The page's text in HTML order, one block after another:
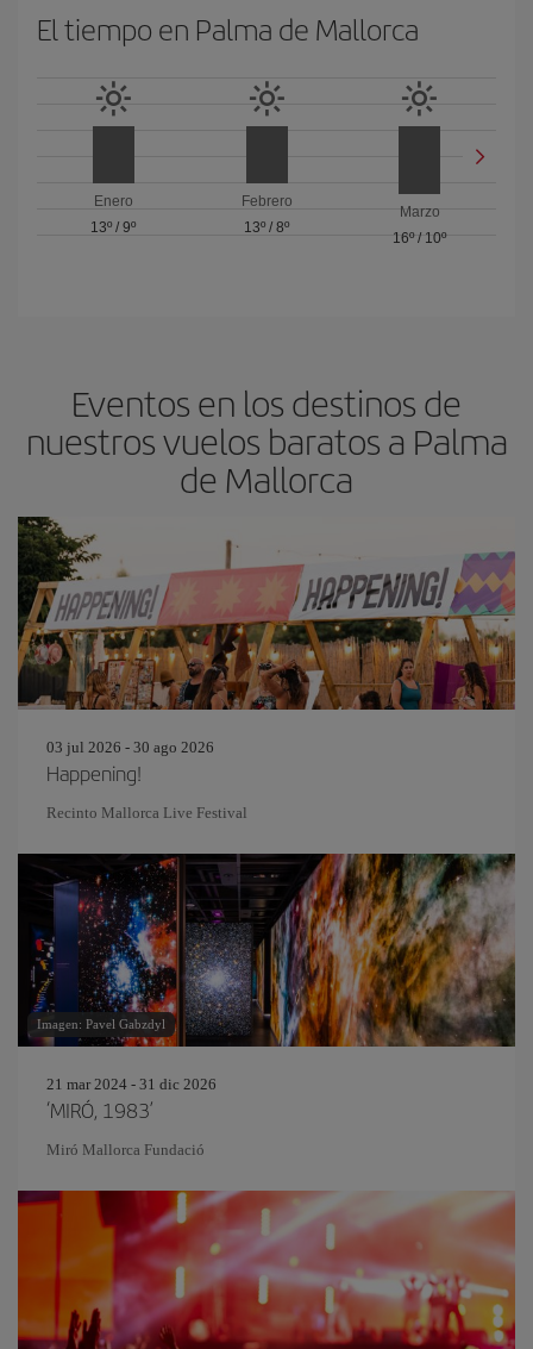
El tiempo en Palma de Mallorca
Enero
13º /9º
Febrero
13º / 8º
Marzo
16º/ 10º
Eventos en los destinos de
nuestros vuelos baratos a Palma
de Mallorca
03 jul 2026 - 30 ago 2026
Happening!
Recinto Mallorca Live Festival
Imagen: Pavel Gabzdyl
21 mar 2024 - 31 dic 2026
‘MIRÓ, 1983’
Miró Mallorca Fundació